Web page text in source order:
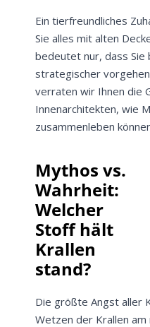
Ein tierfreundliches
Sie alles mit alten
bedeutet nur, dass Sie
strategischer
verraten wir Ihnen die
Innenarchitekten, wie
zusammenleben
Mythos vs.
Wahrheit:
Welcher
Stoff hält
Krallen
stand?
Die größte Angst aller
Wetzen der Krallen am